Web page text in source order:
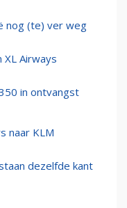
nog (te) ver weg
Airways
in ontvangst
naar KLM
dezelfde kant